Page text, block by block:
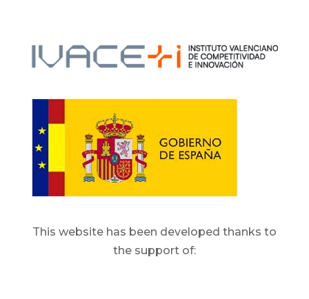
This website has been developed thanks to
the support of: